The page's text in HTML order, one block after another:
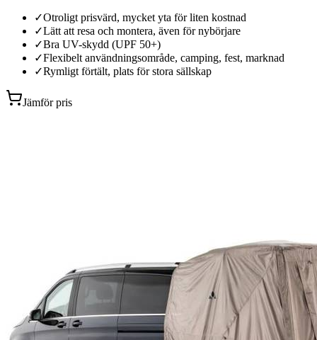
✓Otroligt prisvärd, mycket yta för liten kostnad
✓Lätt att resa och montera, även för nybörjare
✓Bra UV-skydd (UPF 50+)
✓Flexibelt användningsområde, camping, fest, marknad
✓Rymligt förtält, plats för stora sällskap
Jämför pris